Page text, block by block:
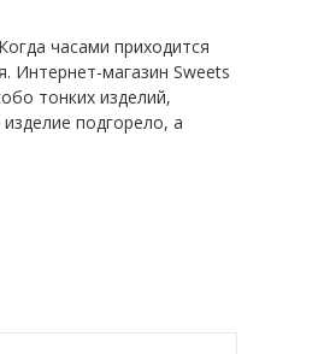
часами приходится
Интернет-магазин Sweets
тонких изделий,
подгорело, а